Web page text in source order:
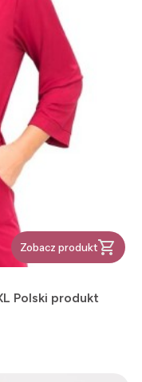
Zobacz produkt
Polski produkt